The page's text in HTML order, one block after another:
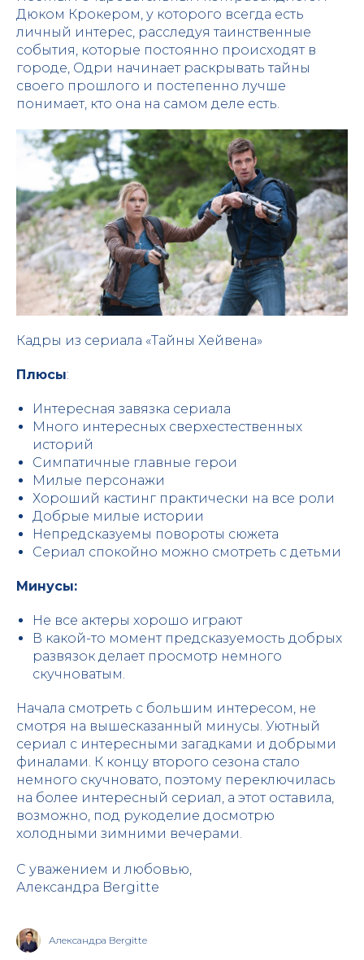
Дюком Крокером, у которого всегда есть
личный интерес, расследуя таинственные
события, которые постоянно происходят в
городе, Одри начинает раскрывать тайны
своего прошлого и постепенно лучше
понимает, кто она на самом деле есть.
Кадры из сериала «Тайны Хейвена»
Плюсы:
Интересная завязка сериала
Много интересных сверхестественных
историй
Симпатичные главные герои
Милые персонажи
Хороший кастинг практически на все роли
Добрые милые истории
Непредсказуемы повороты сюжета
Сериал спокойно можно смотреть с детьми
Минусы:
Не все актеры хорошо играют
В какой-то момент предсказуемость добрых
развязок делает просмотр немного
скучноватым.
Начала смотреть с большим интересом, не
смотря на вышесказанный минусы. Уютный
сериал с интересными загадками и добрыми
финалами. К концу второго сезона стало
немного скучновато, поэтому переключилась
на более интересный сериал, а этот оставила,
возможно, под рукоделие досмотрю
холодными зимними вечерами.
С уважением и любовью,
Александра Bergitte
Александра Bergitte